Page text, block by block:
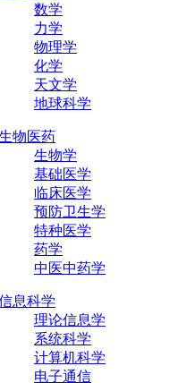
数学
力学
物理学
化学
天文学
地球科学
物医药
生物学
基础医学
临床医学
预防卫生学
特种医学
药学
中医中药学
息科学
理论信息学
系统科学
计算机科学
电子通信